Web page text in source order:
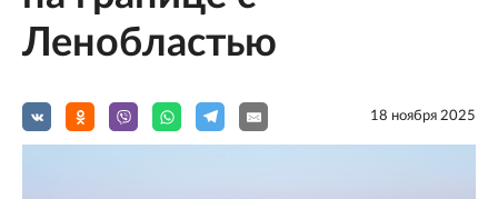
Ленобластью
18 ноября 2025